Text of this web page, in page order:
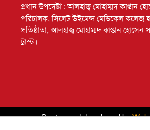
প্রধান উপদেষ্টা : আলহাজ্ব মোহাম্মদ কাপ্তান
পরিচালক, সিলেট উইমেন্স মেডিকেল কলেজ
প্রতিষ্ঠাতা, আলহাজ্ব মোহাম্মদ কাপ্তান হোসেন
ট্রাস্ট।
Design and developed by